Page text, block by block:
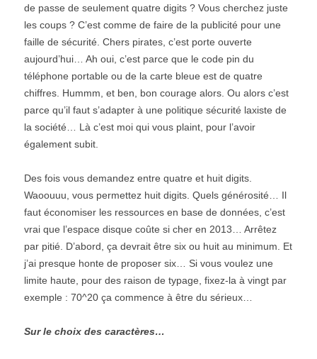
de passe de seulement quatre digits ? Vous cherchez juste
les coups ? C’est comme de faire de la publicité pour une
faille de sécurité. Chers pirates, c’est porte ouverte
aujourd’hui… Ah oui, c’est parce que le code pin du
téléphone portable ou de la carte bleue est de quatre
chiffres. Hummm, et ben, bon courage alors. Ou alors c’est
parce qu’il faut s’adapter à une politique sécurité laxiste de
la société… Là c’est moi qui vous plaint, pour l’avoir
également subit.
Des fois vous demandez entre quatre et huit digits.
Waoouuu, vous permettez huit digits. Quels générosité… Il
faut économiser les ressources en base de données, c’est
vrai que l’espace disque coûte si cher en 2013… Arrêtez
par pitié. D’abord, ça devrait être six ou huit au minimum. Et
j’ai presque honte de proposer six… Si vous voulez une
limite haute, pour des raison de typage, fixez-la à vingt par
exemple : 70^20 ça commence à être du sérieux…
Sur le choix des caractères…